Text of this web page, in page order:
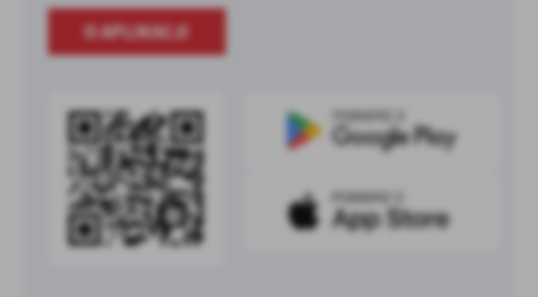
O APLIKACJI